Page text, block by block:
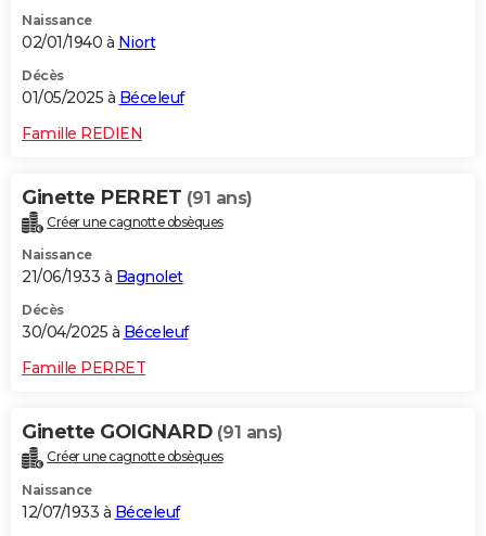
Naissance
02/01/1940 à Niort
Décès
01/05/2025 à Béceleuf
Famille REDIEN
Ginette PERRET (91 ans)
Créer une cagnotte obsèques
Naissance
21/06/1933 à Bagnolet
Décès
30/04/2025 à Béceleuf
Famille PERRET
Ginette GOIGNARD (91 ans)
Créer une cagnotte obsèques
Naissance
12/07/1933 à Béceleuf